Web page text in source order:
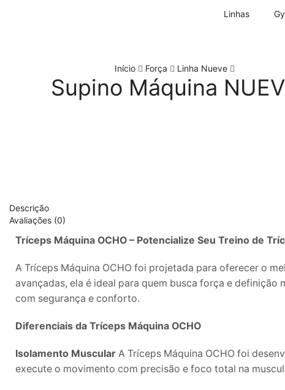
Linhas
Início Força Linha Nueve
Supino Máquina
Descrição
Avaliações (0)
Tríceps Máquina OCHO – Potencialize Seu Treino de
A Tríceps Máquina OCHO foi projetada para oferecer o
avançadas, ela é ideal para quem busca força e
com segurança e conforto.
Diferenciais da Tríceps Máquina OCHO
Isolamento Muscular A Tríceps Máquina OCHO foi
execute o movimento com precisão e foco total na